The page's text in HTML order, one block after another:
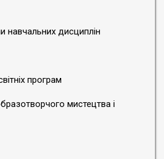
навчальних дисциплін
програм
мистецтва і